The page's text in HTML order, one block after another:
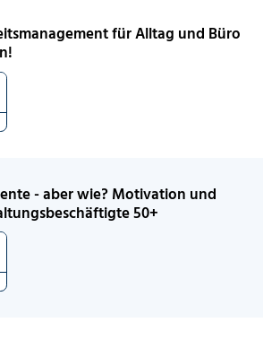
für Alltag und Büro
- aber wie? Motivation und
50+